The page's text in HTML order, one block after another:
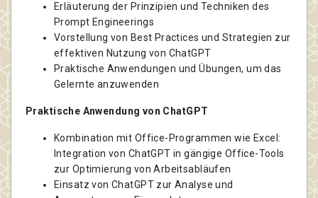
Erläuterung der Prinzipien und Techniken des
Prompt Engineerings
Vorstellung von Best Practices und Strategien zur
effektiven Nutzung von ChatGPT
Praktische Anwendungen und Übungen, um das
Gelernte anzuwenden
Praktische Anwendung von ChatGPT
Kombination mit Office-Programmen wie Excel:
Integration von ChatGPT in gängige Office-Tools
zur Optimierung von Arbeitsabläufen
Einsatz von ChatGPT zur Analyse und